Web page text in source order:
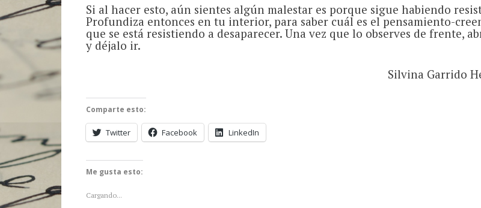
Si al hacer esto, aún sientes algún malestar es porque sigue habiendo
Profundiza entonces en tu interior, para saber cuál es el pensamiento-
que se está resistiendo a desaparecer. Una vez que lo observes de frente,
y déjalo ir.
Silvina Garrido
Comparte esto:
Twitter Facebook LinkedIn
Me gusta esto:
Cargando...